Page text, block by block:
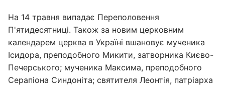
На 14 травня випадає Переполовення
П'ятидесятниці. Також за новим церковним
календарем церква в Україні вшановує мученика
Ісидора, преподобного Микити, затворника Києво-
Печерського; мученика Максима, преподобного
Серапіона Синдоніта; святителя Леонтія, патріарха